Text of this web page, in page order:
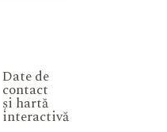
Date de
contact
și hartă
interactivă